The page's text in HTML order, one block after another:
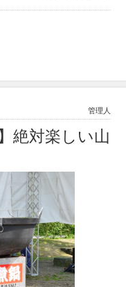
管理人
絶対楽しい山